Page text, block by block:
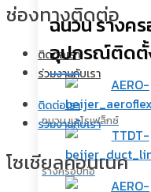
ฉนวน รางค
อุปกรณ์ติด
ฉนวน แอโรเฟล็กซ์
รางครอบท่อ
ช่องทางติดต่อ
ติดต่อเรา
ร่วมงานกับเรา
ติดต่อเรา
ร่วมงานกับเรา
โซเชียลคอนเนค